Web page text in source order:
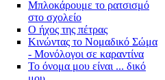
Μπλοκάρουμε το ρατσισμό
στο σχολείο
Ο ήχος της πέτρας
Κινώντας το Νομαδικό Σώμα
- Μονόλογοι σε καραντίνα
Το όνομα μου είναι ... δικό